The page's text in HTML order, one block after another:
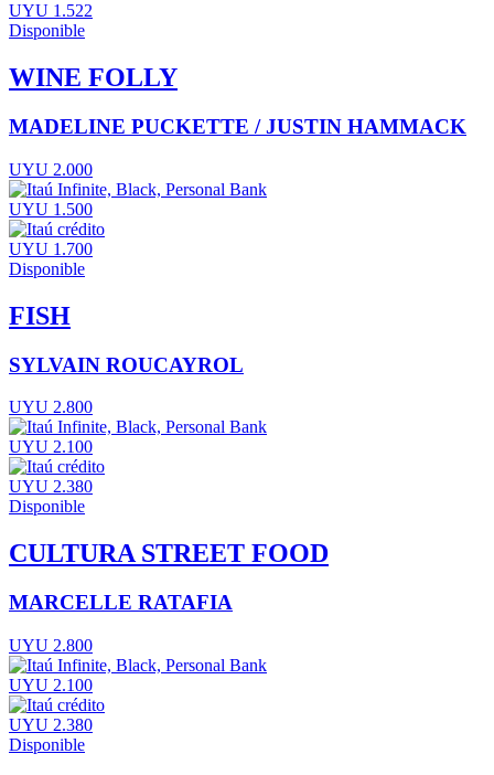
UYU 1.522
Disponible
WINE FOLLY
MADELINE PUCKETTE / JUSTIN HAMMACK
UYU 2.000
UYU 1.500
UYU 1.700
Disponible
FISH
SYLVAIN ROUCAYROL
UYU 2.800
UYU 2.100
UYU 2.380
Disponible
CULTURA STREET FOOD
MARCELLE RATAFIA
UYU 2.800
UYU 2.100
UYU 2.380
Disponible